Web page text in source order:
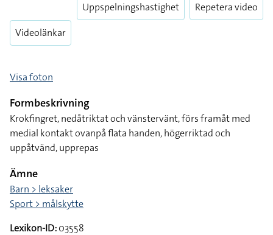
Videolänkar
Uppspelningshastighet Repetera video
Visa foton
Formbeskrivning
Krokfingret, nedåtriktat och vänstervänt, förs framåt med
medial kontakt ovanpå flata handen, högerriktad och
uppåtvänd, upprepas
Ämne
Barn > leksaker
Sport > målskytte
Lexikon-ID:03558